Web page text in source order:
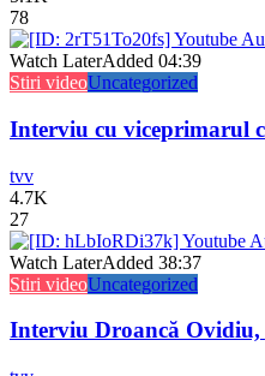
78
Watch LaterAdded 04:39
Stiri videoUncategorized
Interviu cu viceprimarul
tvv
4.7K
27
Watch LaterAdded 38:37
Stiri videoUncategorized
Interviu Droancă